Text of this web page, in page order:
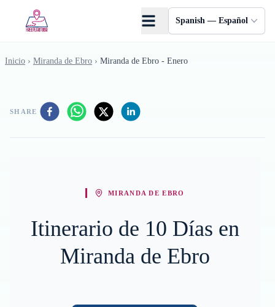
Spanish — Español
Inicio › Miranda de Ebro › Miranda de Ebro - Enero
SHARE
MIRANDA DE EBRO
Itinerario de 10 Días en
Miranda de Ebro